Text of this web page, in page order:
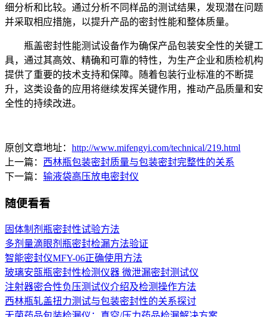
细分析和比较。通过分析不同样品的测试结果，发现潜在问题
并采取相应措施，以提升产品的密封性能和整体质量。
瓶盖密封性能测试设备作为确保产品包装安全性的关键工
具，通过其高效、精确和可靠的特性，为生产企业和质检机构
提供了重要的技术支持和保障。随着包装行业标准的不断提
升，这类设备的应用将继续发挥关键作用，推动产品质量和安
全性的持续改进。
原创文章地址： http://www.mifengyi.com/technical/219.html
上一篇： 西林瓶包装密封质量与包装密封完整性的关系
下一篇： 输液袋高压放电密封仪
随便看看
固体制剂瓶密封性试验方法
多剂量滴眼剂瓶密封检漏方法验证
智能密封仪MFY-06正确使用方法
玻璃安瓿瓶密封性检测仪器 微泄漏密封测试仪
注射器密合性负压测试仪介绍及检测操作方法
西林瓶轧盖扭力测试与包装密封性的关系探讨